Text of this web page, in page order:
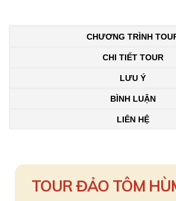
CHƯƠNG TRÌNH
CHI TIẾT TOUR
LƯU Ý
BÌNH LUẬN
LIÊN HỆ
TOUR ĐẢO TÔM